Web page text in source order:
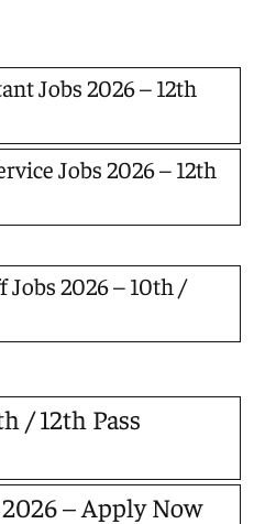
Jobs 2026 – 12th
Jobs 2026 – 12th
2026 – 10th /
/ 12th Pass
– Apply Now